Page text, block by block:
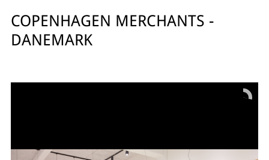
COPENHAGEN MERCHANTS -
DANEMARK